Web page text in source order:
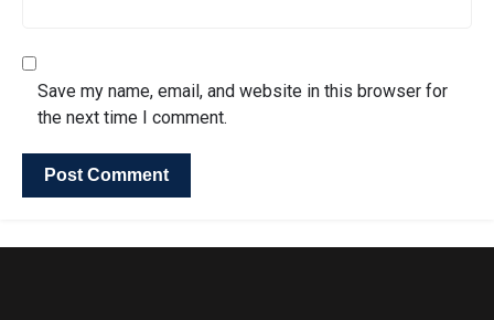
Save my name, email, and website in this browser for
the next time I comment.